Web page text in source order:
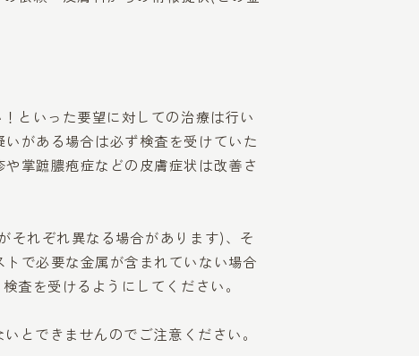
といった要望に対しての治療は行い
がある場合は必ず検査を受けていた
掌蹠膿疱症などの皮膚症状は改善さ
それぞれ異なる場合があります)、そ
で必要な金属が含まれていない場合
査を受けるようにしてください。
とできませんのでご注意ください。